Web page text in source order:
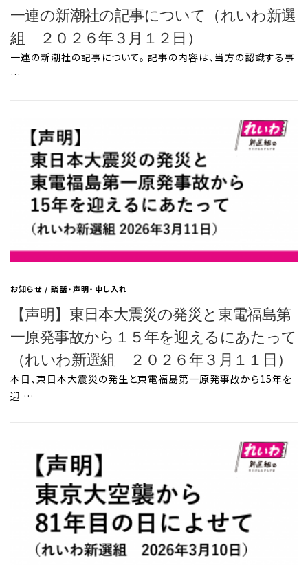
一連の新潮社の記事について（れいわ新選
組 ２０２６年３月１２日）
一連の新潮社の記事について。 記事の内容は、当方の認識する事
…
お知らせ/談話・声明・申し入れ
【声明】東日本大震災の発災と東電福島第
一原発事故から１５年を迎えるにあたって
（れいわ新選組 ２０２６年３月１１日）
本日、東日本大震災の発生と東電福島第一原発事故から15年を
迎 …